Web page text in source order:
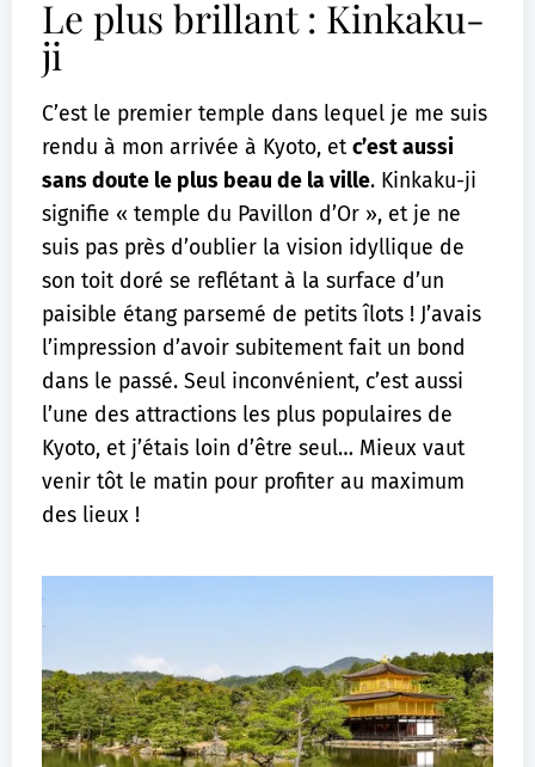
Le plus brillant : Kinkaku-
ji
C’est le premier temple dans lequel je me suis
rendu à mon arrivée à Kyoto, etc’est aussi
sans doute le plus beau de la ville. Kinkaku-ji
signifie « temple du Pavillon d’Or », et je ne
suis pas près d’oublier la vision idyllique de
son toit doré se reflétant à la surface d’un
paisible étang parsemé de petits îlots ! J’avais
l’impression d’avoir subitement fait un bond
dans le passé. Seul inconvénient, c’est aussi
l’une des attractions les plus populaires de
Kyoto, et j’étais loin d’être seul… Mieux vaut
venir tôt le matin pour profiter au maximum
des lieux !